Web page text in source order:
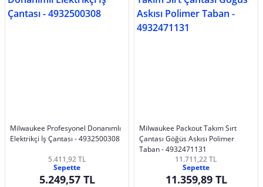
Milwaukee Profesyonel Donanımlı
Elektrikçi İş Çantası - 4932500308
5.411,92 TL
Sepette
5.249,57 TL
Milwaukee Packout Takım Sırt
Çantası Göğüs Askısı Polimer
Taban - 4932471131
11.711,22 TL
Sepette
11.359,89 TL